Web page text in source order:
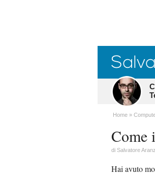
Home
Come
di Salvatore
Hai avuto